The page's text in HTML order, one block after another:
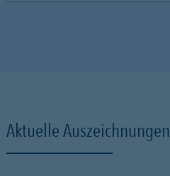
Aktuelle Auszeichnungen